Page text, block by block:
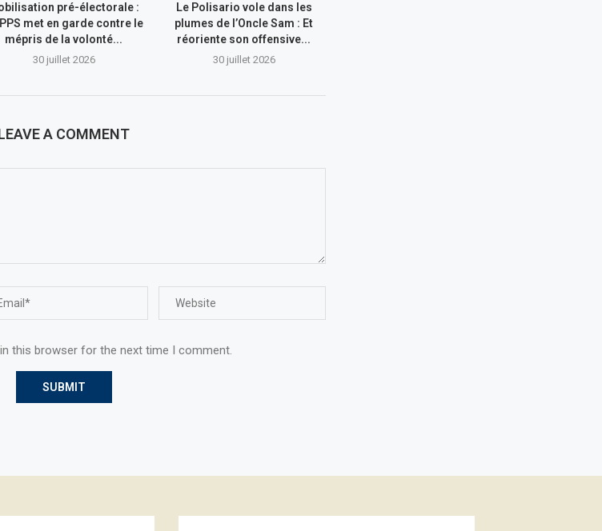
pré-électorale :
met en garde contre le
mépris de la volonté...
30 juillet 2026
Le Polisario vole dans les
plumes de l’Oncle Sam : Et
réoriente son offensive...
30 juillet 2026
A COMMENT
this browser for the next time I comment.